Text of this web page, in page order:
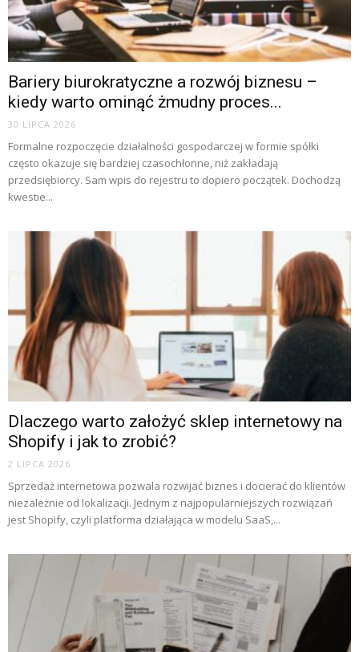
Bariery biurokratyczne a rozwój biznesu –
kiedy warto ominąć żmudny proces...
30 LIPCA 2026
Formalne rozpoczęcie działalności gospodarczej w formie spółki
często okazuje się bardziej czasochłonne, niż zakładają
przedsiębiorcy. Sam wpis do rejestru to dopiero początek. Dochodzą
kwestie...
Dlaczego warto założyć sklep internetowy na
Shopify i jak to zrobić?
2 LIPCA 2026
Sprzedaż internetowa pozwala rozwijać biznes i docierać do klientów
niezależnie od lokalizacji. Jednym z najpopularniejszych rozwiązań
jest Shopify, czyli platforma działająca w modelu SaaS,...